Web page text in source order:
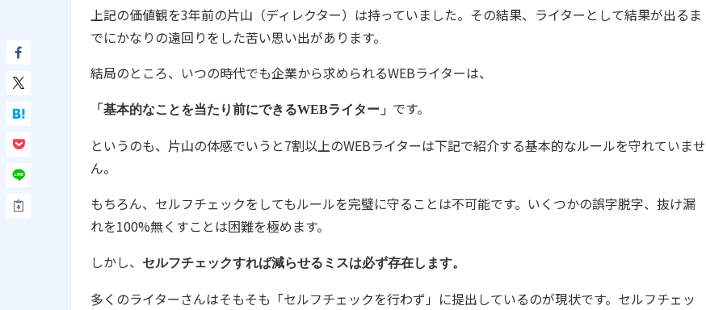
上記の価値観を3年前の片山（ディレクター）は持っていました。その結果、ライターとして結果が出るま
でにかなりの遠回りをした苦い思い出があります。
結局のところ、いつの時代でも企業から求められるWEBライターは、
「基本的なことを当たり前にできるWEBライター」 です。
というのも、片山の体感でいうと7割以上のWEBライターは下記で紹介する基本的なルールを守れていませ
ん。
もちろん、セルフチェックをしてもルールを完璧に守ることは不可能です。いくつかの誤字脱字、抜け漏
れを100%無くすことは困難を極めます。
しかし、
セルフチェックすれば減らせるミスは必ず存在します。
多くのライターさんはそもそも「セルフチェックを行わず」に提出しているのが現状です。セルフチェッ